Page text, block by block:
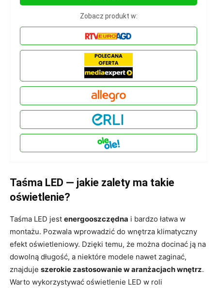
Zobacz produkt w:
Taśma LED — jakie zalety ma takie
oświetlenie?
Taśma LED jest energooszczędna i bardzo łatwa w
montażu. Pozwala wprowadzić do wnętrza klimatyczny
efekt oświetleniowy. Dzięki temu, że można docinać ją na
dowolną długość, a niektóre modele nawet zaginać,
znajduje szerokie zastosowanie w aranżacjach wnętrz.
Warto wykorzystywać oświetlenie LED w roli